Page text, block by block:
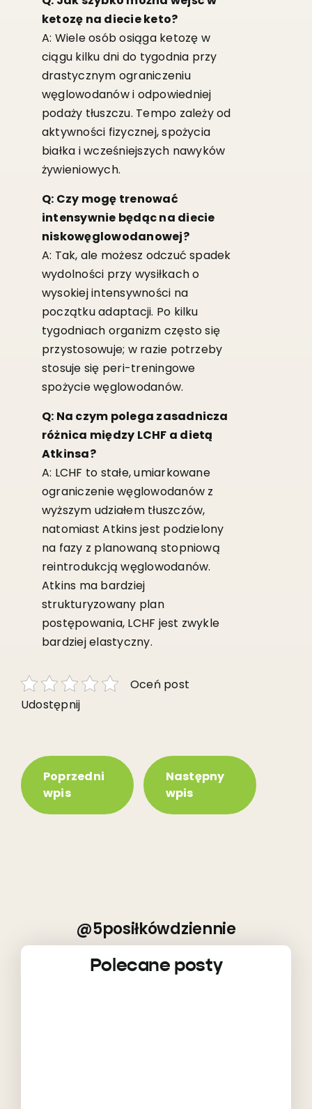
@5posiłkówdziennie
Polecane posty
ketozę na diecie keto?
A: Wiele osób osiąga ketozę w
ciągu kilku dni do tygodnia przy
drastycznym ograniczeniu
węglowodanów i odpowiedniej
podaży tłuszczu. Tempo zależy od
aktywności fizycznej, spożycia
białka i wcześniejszych nawyków
żywieniowych.
Q: Czy mogę trenować
intensywnie będąc na diecie
niskowęglowodanowej?
A: Tak, ale możesz odczuć spadek
wydolności przy wysiłkach o
wysokiej intensywności na
początku adaptacji. Po kilku
tygodniach organizm często się
przystosowuje; w razie potrzeby
stosuje się peri-treningowe
spożycie węglowodanów.
Q: Na czym polega zasadnicza
różnica między LCHF a dietą
Atkinsa?
A: LCHF to stałe, umiarkowane
ograniczenie węglowodanów z
wyższym udziałem tłuszczów,
natomiast Atkins jest podzielony
na fazy z planowaną stopniową
reintrodukcją węglowodanów.
Atkins ma bardziej
strukturyzowany plan
postępowania, LCHF jest zwykle
bardziej elastyczny.
Oceń post
Udostępnij
Poprzedni
wpis
Następny
wpis